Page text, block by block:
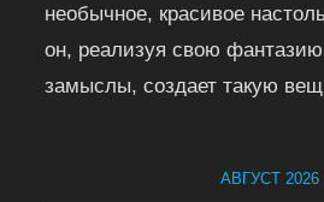
необычное, красивое
он, реализуя свою
замыслы, создает такую
АВГУСТ 2026